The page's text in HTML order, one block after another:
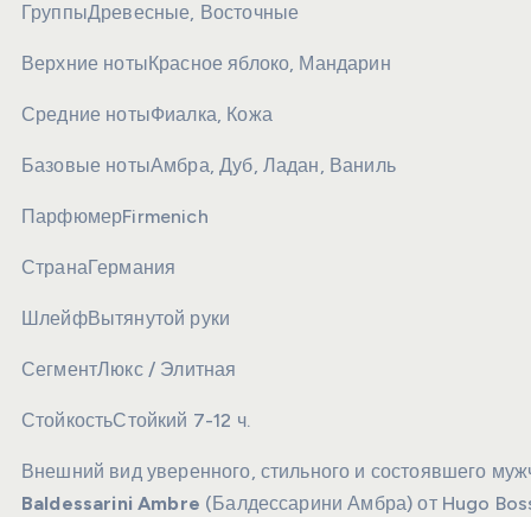
ГруппыДревесные, Восточные
Верхние ноты Красное яблоко, Мандарин
Средние нотыФиалка, Кожа
Базовые нотыАмбра, Дуб, Ладан, Ваниль
ПарфюмерFirmenich
СтранаГермания
ШлейфВытянутой руки
СегментЛюкс / Элитная
СтойкостьСтойкий 7-12 ч.
Внешний вид уверенного, стильного и состоявшего
Baldessarini Ambre (Балдессарини Амбра) от Hugo